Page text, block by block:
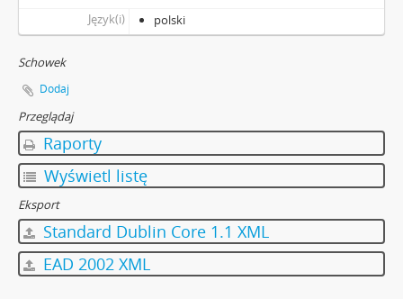
Język(i) polski
Schowek
Dodaj
Przeglądaj
Raporty
Wyświetl listę
Eksport
Standard Dublin Core 1.1 XML
EAD 2002 XML